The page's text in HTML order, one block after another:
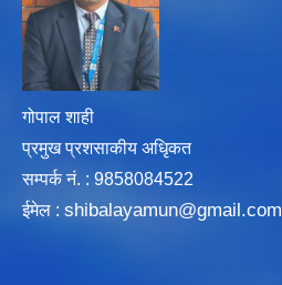
गोपाल शाही
प्रमुख प्रशसाकीय अधिृकत
सम्पर्क न‌ं. : 9858084522
ईमेल : shibalayamun@gmail.com